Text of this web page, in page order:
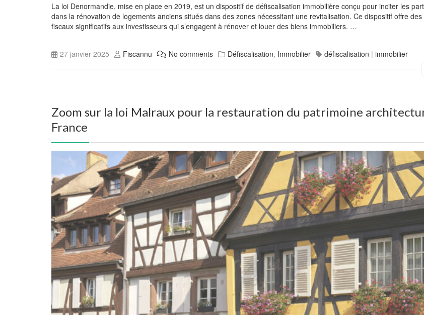
La loi Denormandie, mise en place en 2019, est un dispositif de défiscalisation immobilière conçu pour inciter les
dans la rénovation de logements anciens situés dans des zones nécessitant une revitalisation. Ce dispositif offre
fiscaux significatifs aux investisseurs qui s’engagent à rénover et louer des biens immobiliers. …
27 janvier 2025 Fiscannu No comments Défiscalisation, Immobilier défiscalisation | immobilier
Zoom sur la loi Malraux pour la restauration du patrimoine
France